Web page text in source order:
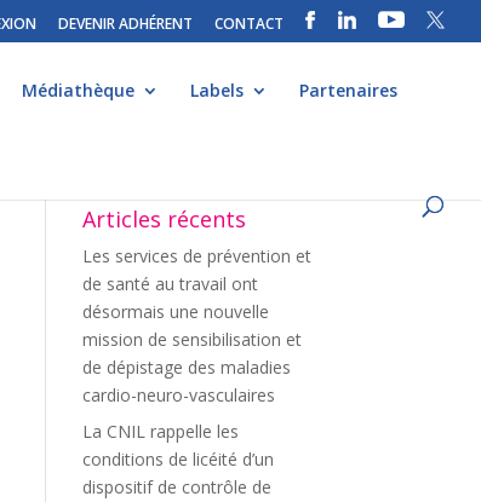
DEVENIR ADHÉRENT CONTACT
Médiathèque Labels Partenaires
Articles récents
Les services de prévention et
de santé au travail ont
désormais une nouvelle
mission de sensibilisation et
de dépistage des maladies
cardio-neuro-vasculaires
La CNIL rappelle les
conditions de licéité d’un
dispositif de contrôle de